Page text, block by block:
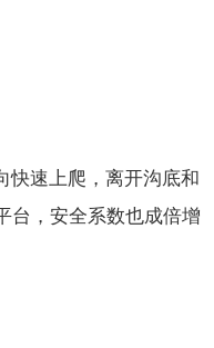
快速上爬，离开沟底和
台，安全系数也成倍增